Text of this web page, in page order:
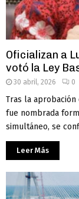
Oficializan a
votó la Ley
30 abril, 2026 0
Tras la
fue nombrada
simultáneo, se
Leer Más